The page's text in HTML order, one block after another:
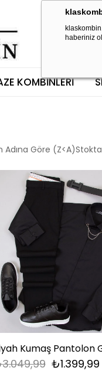
haberiniz
KOMBINLERI
Adına Göre (Z<A)
₺1.399,99